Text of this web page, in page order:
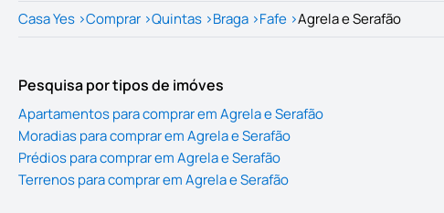
Casa Yes >Comprar >Quintas >Braga >Fafe >Agrela e Serafão
Pesquisa por tipos de imóves
Apartamentos para comprar em Agrela e Serafão
Moradias para comprar em Agrela e Serafão
Prédios para comprar em Agrela e Serafão
Terrenos para comprar em Agrela e Serafão